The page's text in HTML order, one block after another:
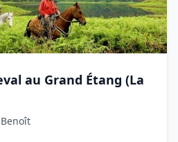
au Grand Étang (La